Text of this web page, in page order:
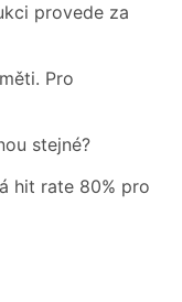
provede za
Pro
stejné?
hit rate 80% pro